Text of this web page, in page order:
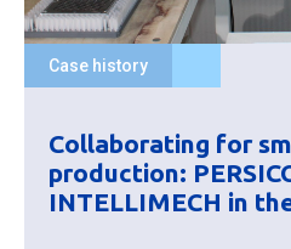
Case history
Collaborating for
production:
INTELLIMECH in